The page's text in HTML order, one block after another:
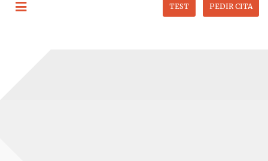
TEST PEDIR CITA